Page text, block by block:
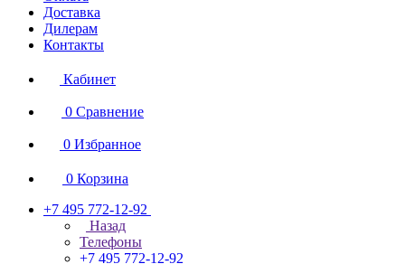
Доставка
Дилерам
Контакты
Кабинет
0 Сравнение
0 Избранное
0 Корзина
+7 495 772-12-92
Назад
Телефоны
+7 495 772-12-92